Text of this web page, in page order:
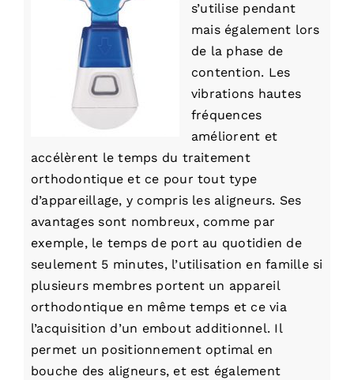
s’utilise pendant
mais également lors
de la phase de
contention. Les
vibrations hautes
fréquences
améliorent et
accélèrent le temps du traitement
orthodontique et ce pour tout type
d’appareillage, y compris les aligneurs. Ses
avantages sont nombreux, comme par
exemple, le temps de port au quotidien de
seulement 5 minutes, l’utilisation en famille si
plusieurs membres portent un appareil
orthodontique en même temps et ce via
l’acquisition d’un embout additionnel. Il
permet un positionnement optimal en
bouche des aligneurs, et est également